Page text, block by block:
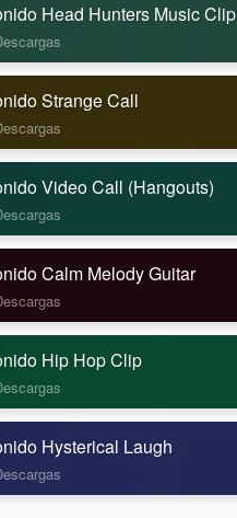
Head Hunters Music Clip
Strange Call
Video Call (Hangouts)
Calm Melody Guitar
Hip Hop Clip
Hysterical Laugh